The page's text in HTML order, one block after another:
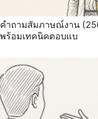
คำถามสัมภาษณ์งาน
พร้อมเทคนิคตอบแบ